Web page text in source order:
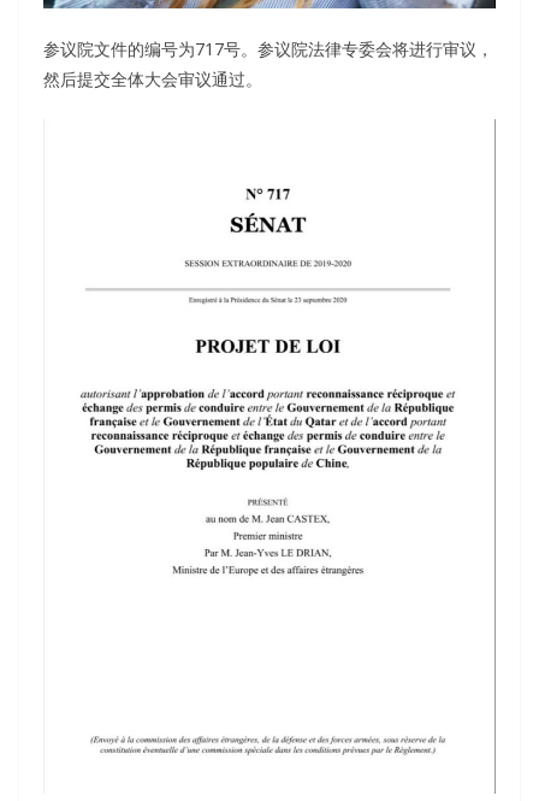
参议院文件的编号为717号。参议院法律专委会将进行审议，
然后提交全体大会审议通过。